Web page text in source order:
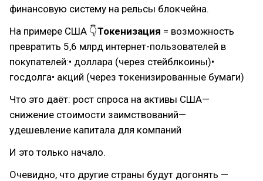
финансовую систему на рельсы блокчейна.
На примере США 👇Токенизация = возможность
превратить 5,6 млрд интернет-пользователей в
покупателей:• доллара (через стейблкоины)•
госдолга• акций (через токенизированные бумаги)
Что это даёт: рост спроса на активы США—
снижение стоимости заимствований—
удешевление капитала для компаний
И это только начало.
Очевидно, что другие страны будут догонять —